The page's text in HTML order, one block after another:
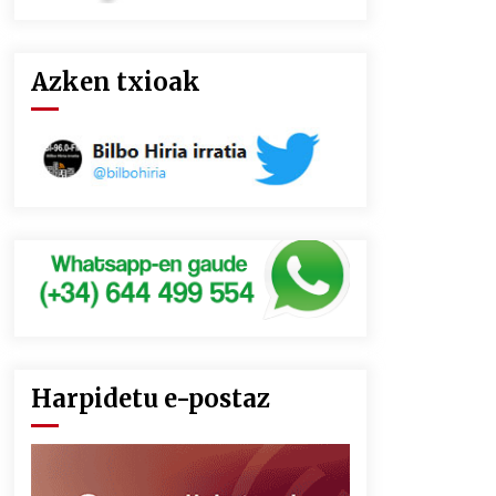
Azken txioak
Harpidetu e-postaz